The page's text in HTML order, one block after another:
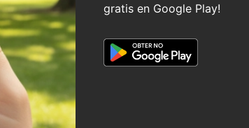
gratis en Google Play!